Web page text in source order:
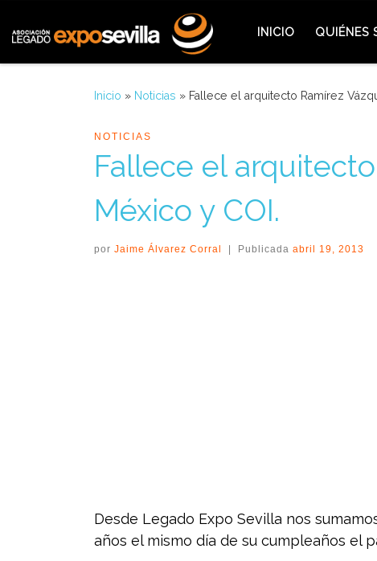
INICIO QUIÉNES
Inicio » Noticias » Fallece el arquitecto Ramírez
NOTICIAS
Fallece el
México y COI.
por Jaime Álvarez Corral Publicada abril 19, 2013
Desde Legado Expo Sevilla nos
años el mismo día de su cumpleaños el